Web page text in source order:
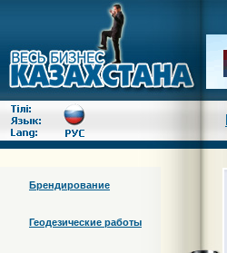
Брендирование
Геодезические работы